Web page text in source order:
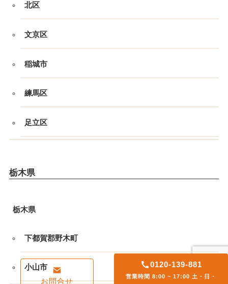
北区
文京区
稲城市
練馬区
足立区
栃木県
栃木県
下都賀郡野木町
小山市
お問合せ
0120-139-881
営業時間 8:00 ~ 17:00 土・日・